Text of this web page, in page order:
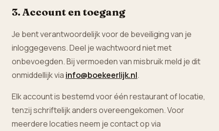
3. Account en toegang
Je bent verantwoordelijk voor de beveiliging van je
inloggegevens. Deel je wachtwoord niet met
onbevoegden. Bij vermoeden van misbruik meld je dit
onmiddellijk via info@boekeerlijk.nl.
Elk account is bestemd voor één restaurant of locatie,
tenzij schriftelijk anders overeengekomen. Voor
meerdere locaties neem je contact op via